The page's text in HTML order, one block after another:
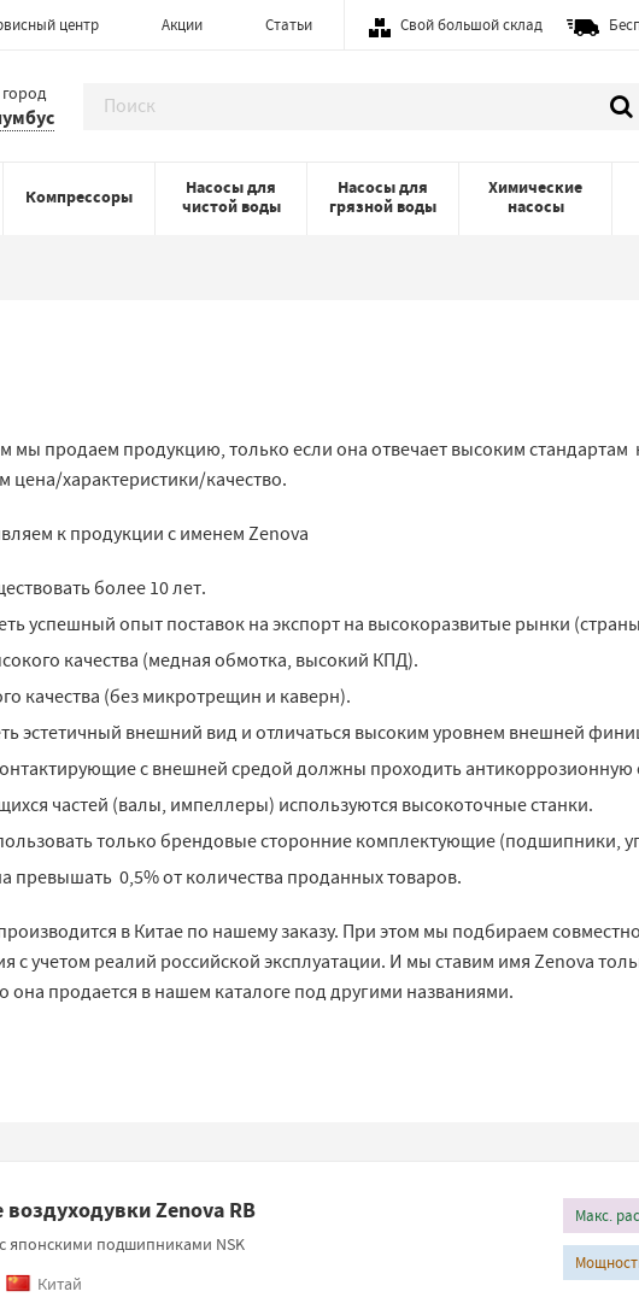
центр Акции Статьи Свой большой склад
Компрессоры
Насосы для
чистой воды
Насосы для
грязной воды
Химические
насосы
продаем продукцию, только если она отвечает высоким стандартам
характеристики/качество.
к продукции с именем Zenova
более 10 лет.
успешный опыт поставок на экспорт на высокоразвитые рынки
качества (медная обмотка, высокий КПД).
качества (без микротрещин и каверн).
эстетичный внешний вид и отличаться высоким уровнем внешней
с внешней средой должны проходить антикоррозионную
частей (валы, импеллеры) используются высокоточные станки.
только брендовые сторонние комплектующие (подшипники,
превышать 0,5% от количества проданных товаров.
в Китае по нашему заказу. При этом мы подбираем
с учетом реалий российской эксплуатации. И мы ставим имя Zenova
она продается в нашем каталоге под другими названиями.
Zenova RB
японскими подшипниками NSK
Китай
Макс.